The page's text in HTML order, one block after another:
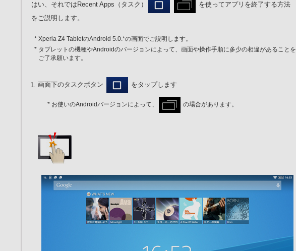
はい、それではRecent Apps（タスク）
を使ってアプリを終了する方法
をご説明します。
* Xperia Z4 TabletのAndroid 5.0.*の画面でご説明します。
* タブレットの機種やAndroidのバージョンによって、画面や操作手順に多少の相違があることを
ご了承願います。
画面下のタスクボタン をタップします
* お使いのAndroidバージョンによって、 の場合があります。